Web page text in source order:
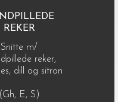
REKER
Snitte m/
reker,
dill og sitron
(Gh, E, S)